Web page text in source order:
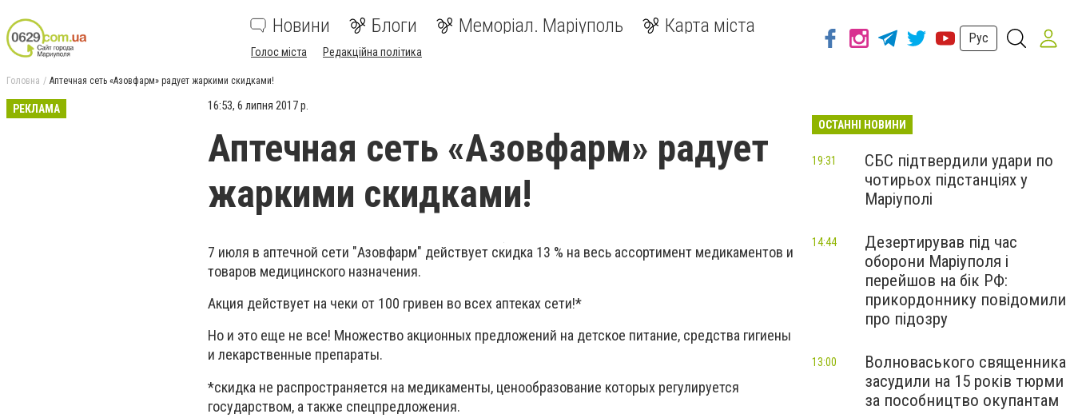
Новини Блоги Меморіал. Маріуполь Карта міста
Голос міста Редакційна політика
Рус
Головна Аптечная сеть «Азовфарм» радует жаркими скидками!
РЕКЛАМА 16:53, 6 липня 2017 р.
Аптечная сеть «Азовфарм» радует
жаркими скидками!
7 июля в аптечной сети "Азовфарм" действует скидка 13 % на весь ассортимент медикаментов и
товаров медицинского назначения.
Акция действует на чеки от 100 гривен во всех аптеках сети!*
Но и это еще не все! Множество акционных предложений на детское питание, средства гигиены
и лекарственные препараты.
*скидка не распространяется на медикаменты, ценообразование которых регулируется
государством, а также спецпредложения.
ОСТАННІ НОВИНИ
СБС підтвердили удари по
чотирьох підстанціях у
Маріуполі
19:31
Дезертирував під час
оборони Маріуполя і
перейшов на бік РФ:
прикордоннику повідомили
про підозру
14:44
Волноваського священника
засудили на 15 років тюрми
за пособництво окупантам
13:00